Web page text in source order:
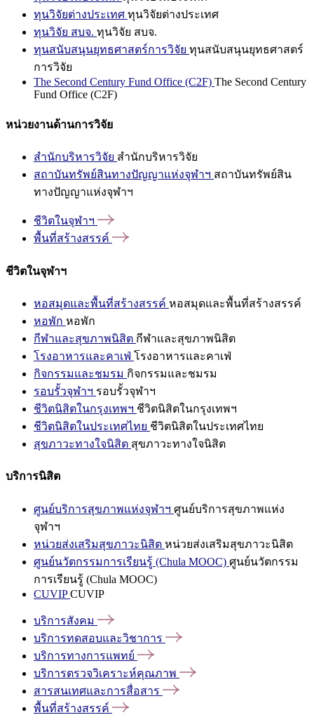
ทุนวิจัยต่างประเทศ ทุนวิจัยต่างประเทศ
ทุนวิจัย สบจ. ทุนวิจัย สบจ.
ทุนสนับสนุนยุทธศาสตร์การวิจัย ทุนสนับสนุนยุทธศาสตร์
การวิจัย
The Second Century Fund Office (C2F) The Second Century
Fund Office (C2F)
หน่วยงานด้านการวิจัย
สำนักบริหารวิจัย สำนักบริหารวิจัย
สถาบันทรัพย์สินทางปัญญาแห่งจุฬาฯ สถาบันทรัพย์สิน
ทางปัญญาแห่งจุฬาฯ
ชีวิตในจุฬาฯ
พื้นที่สร้างสรรค์
ชีวิตในจุฬาฯ
หอสมุดและพื้นที่สร้างสรรค์ หอสมุดและพื้นที่สร้างสรรค์
หอพัก หอพัก
กีฬาและสุขภาพนิสิต กีฬาและสุขภาพนิสิต
โรงอาหารและคาเฟ่ โรงอาหารและคาเฟ่
กิจกรรมและชมรม กิจกรรมและชมรม
รอบรั้วจุฬาฯ รอบรั้วจุฬาฯ
ชีวิตนิสิตในกรุงเทพฯ ชีวิตนิสิตในกรุงเทพฯ
ชีวิตนิสิตในประเทศไทย ชีวิตนิสิตในประเทศไทย
สุขภาวะทางใจนิสิต สุขภาวะทางใจนิสิต
บริการนิสิต
ศูนย์บริการสุขภาพแห่งจุฬาฯ ศูนย์บริการสุขภาพแห่ง
จุฬาฯ
หน่วยส่งเสริมสุขภาวะนิสิต หน่วยส่งเสริมสุขภาวะนิสิต
ศูนย์นวัตกรรมการเรียนรู้ (Chula MOOC) ศูนย์นวัตกรรม
การเรียนรู้ (Chula MOOC)
CUVIPCUVIP
บริการสังคม
บริการทดสอบและวิชาการ
บริการทางการแพทย์
บริการตรวจวิเคราะห์คุณภาพ
สารสนเทศและการสื่อสาร
พื้นที่สร้างสรรค์